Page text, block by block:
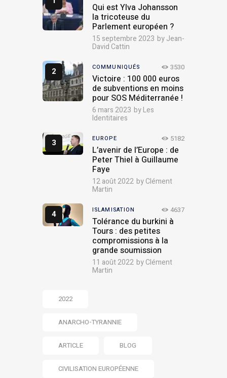
Qui est Ylva Johansson
la tricoteuse du
Parlement européen ?
15 septembre 2023 byJean-
David Cattin
COMMUNIQUÉS 3530
Victoire : 100 000 euros
de subventions en moins
pour SOS Méditerranée !
6 mars 2023 byLes
Identitaires
EUROPE 5182
L’avenir de l’Europe : de
Peter Thiel à Guillaume
Faye
12 août 2022 byClément
Martin
ISLAMISATION 4637
Tolérance du burkini à
Tours : des petites
compromissions à la
grande soumission
11 août 2022 byClément
Martin
2022
ANARCHO-TYRANNIE
ARTICLE BLOG
CIVILISATION EUROPÉENNE